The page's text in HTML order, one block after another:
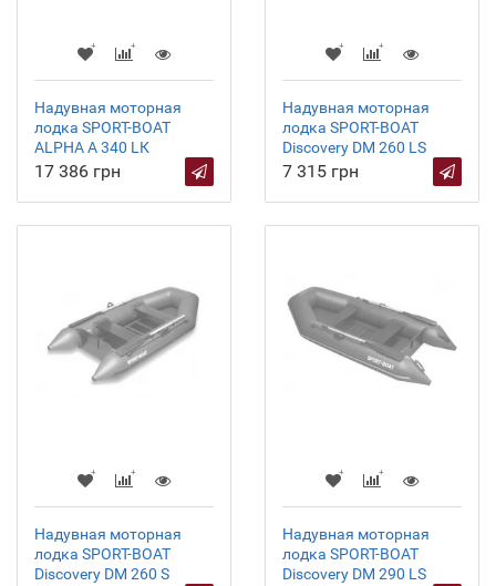
Надувная моторная
лодка SPORT-BOAT
ALPHA А 340 LК
17 386 грн
Надувная моторная
лодка SPORT-BOAT
Discovery DM 260 LS
7 315 грн
Надувная моторная
лодка SPORT-BOAT
Discovery DM 260 S
Надувная моторная
лодка SPORT-BOAT
Discovery DM 290 LS